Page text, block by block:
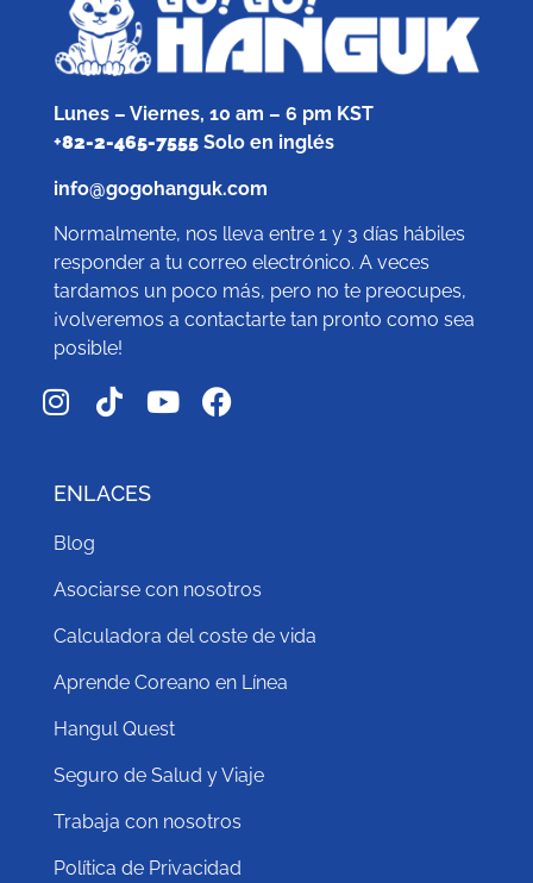
Lunes – Viernes, 10 am – 6 pm KST
+82-2-465-7555Solo en inglés
info@gogohanguk.com
Normalmente, nos lleva entre 1 y 3 días hábiles
responder a tu correo electrónico. A veces
tardamos un poco más, pero no te preocupes,
¡volveremos a contactarte tan pronto como sea
posible!
ENLACES
Blog
Asociarse con nosotros
Calculadora del coste de vida
Aprende Coreano en Línea
Hangul Quest
Seguro de Salud y Viaje
Trabaja con nosotros
Política de Privacidad